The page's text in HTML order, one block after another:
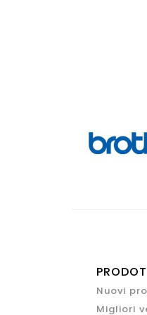
Nuovi
Migliori